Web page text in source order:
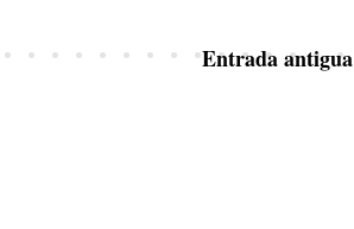
Entrada antigua